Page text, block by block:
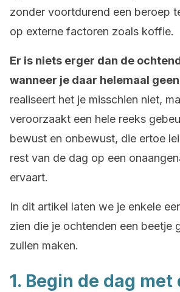
zonder voortdurend een beroep
op externe factoren zoals koffie.
Er is niets erger dan de
wanneer je daar helemaal
realiseert het je misschien niet,
veroorzaakt een hele reeks
bewust en onbewust, die ertoe
rest van de dag op een
ervaart.
In dit artikel laten we je enkele
zien die je ochtenden een beetje
zullen maken.
1. Begin de dag